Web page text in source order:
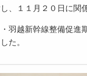
、１１月２０日に関
羽越新幹線整備促進
た。